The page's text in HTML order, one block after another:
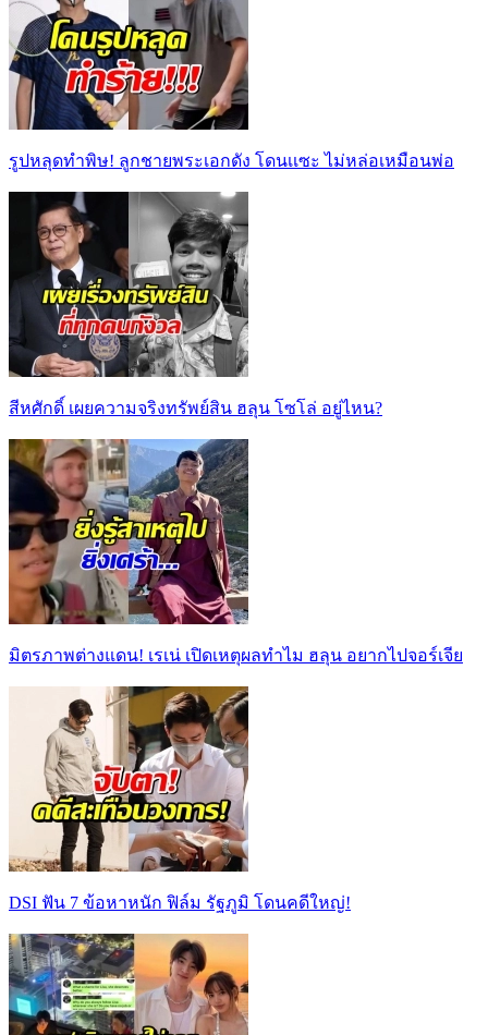
รูปหลุดทำพิษ! ลูกชายพระเอกดัง โดนเเซะ ไม่หล่อเหมือนพ่อ
สีหศักดิ์ เผยความจริงทรัพย์สิน ฮลุน โซโล่ อยู่ไหน?
มิตรภาพต่างแดน! เรเน่ เปิดเหตุผลทำไม ฮลุน อยากไปจอร์เจีย
DSI ฟัน 7 ข้อหาหนัก ฟิล์ม รัฐภูมิ โดนคดีใหญ่!